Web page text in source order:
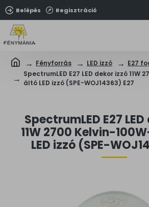
Belépés Regisztráció
Fényforrás LED izzó E27
SpectrumLED E27 LED dekor izzó 11W
áltó LED izzó (SPE-WOJ14363) E27
SpectrumLED E27
11W 2700 Kelvin-
LED izzó (SPE-